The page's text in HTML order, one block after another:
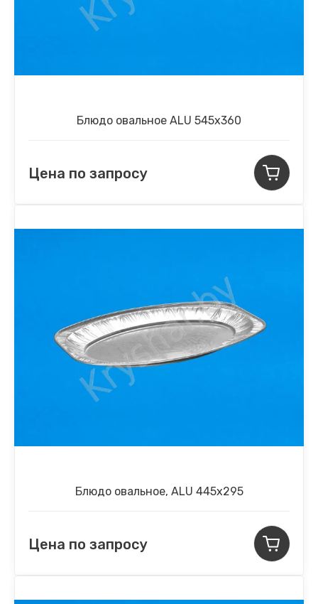
Блюдо овальное ALU 545х360
Цена по запросу
Блюдо овальное, ALU 445x295
Цена по запросу